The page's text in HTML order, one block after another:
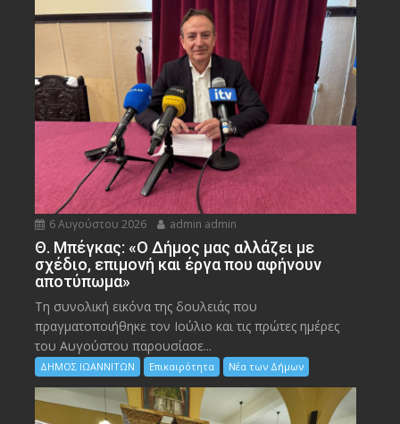
6 Αυγούστου 2026 admin admin
Θ. Μπέγκας: «Ο Δήμος μας αλλάζει με
σχέδιο, επιμονή και έργα που αφήνουν
αποτύπωμα»
Τη συνολική εικόνα της δουλειάς που
πραγματοποιήθηκε τον Ιούλιο και τις πρώτες ημέρες
του Αυγούστου παρουσίασε...
ΔΗΜΟΣ ΙΩΑΝΝΙΤΩΝ Επικαιρότητα Νέα των Δήμων